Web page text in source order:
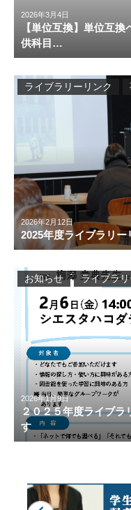
2026年3月4日
【単位互換】単位互
供科目…
2026年2月12日
2025年度ライブラリ
ライブラリーリンク
2026年1月9日
２０２５年度ライブ
す
お知らせ ライブラ